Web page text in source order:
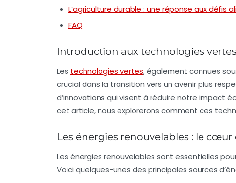
L’agriculture durable : une réponse aux défis
FAQ
Introduction aux technologies vertes
Les technologies vertes, également connues
crucial dans la transition vers un avenir plus
d’innovations qui visent à réduire notre impact
cet article, nous explorerons comment ces
Les énergies renouvelables : le
Les énergies renouvelables sont essentielles
Voici quelques-unes des principales sources